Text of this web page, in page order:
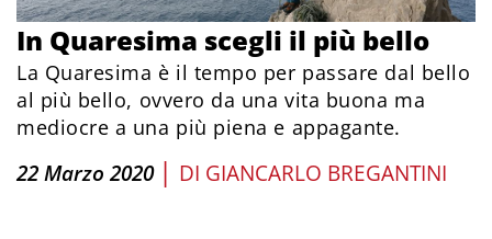
In Quaresima scegli il più bello
La Quaresima è il tempo per passare dal bello
al più bello, ovvero da una vita buona ma
mediocre a una più piena e appagante.
22 Marzo 2020 | DI GIANCARLO BREGANTINI